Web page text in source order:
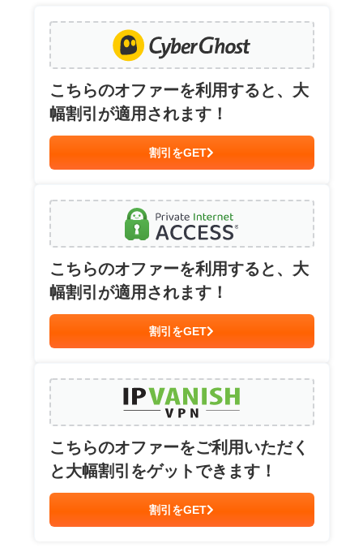
こちらのオファーを利用すると、大
幅割引が適用されます！
割引をGET
こちらのオファーを利用すると、大
幅割引が適用されます！
割引をGET
こちらのオファーをご利用いただく
と大幅割引をゲットできます！
割引をGET